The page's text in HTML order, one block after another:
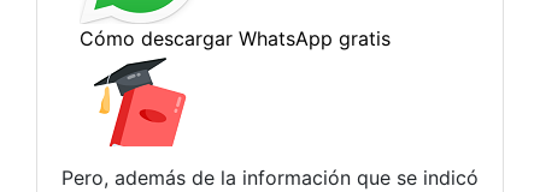
Pero, además de la información que se indicó